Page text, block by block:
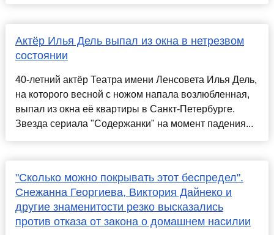
Актёр Илья Дель выпал из окна в нетрезвом
состоянии
40-летний актёр Театра имени Ленсовета Илья Дель,
на которого весной с ножом напала возлюбленная,
выпал из окна её квартиры в Санкт-Петербурге.
Звезда сериала "Содержанки" на момент падения...
"Сколько можно покрывать этот беспредел".
Снежанна Георгиева, Виктория Дайнеко и
другие знаменитости резко высказались
против отказа от закона о домашнем насилии